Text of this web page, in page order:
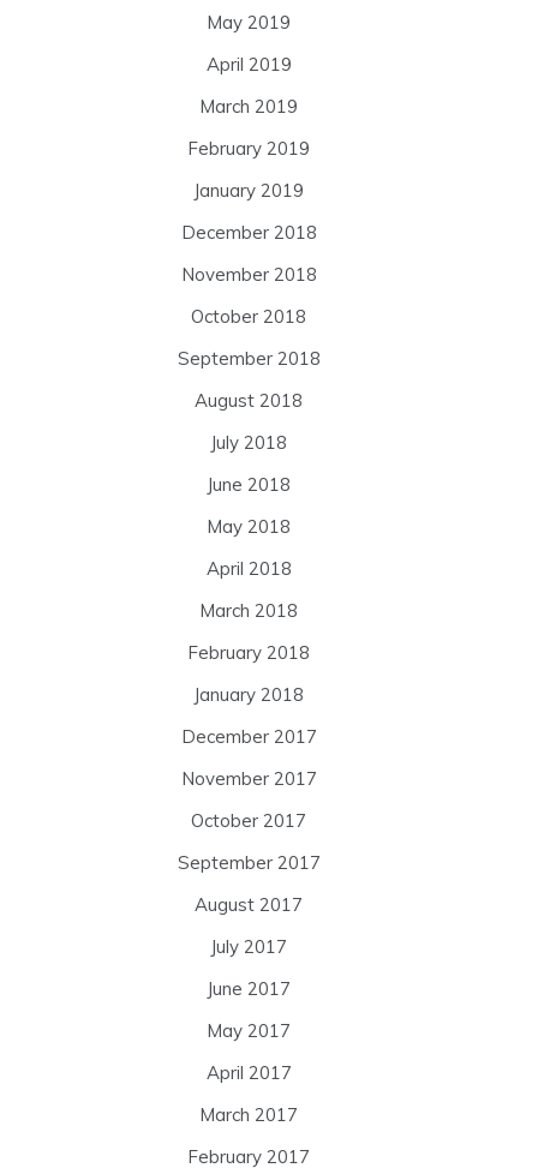
May 2019
April 2019
March 2019
February 2019
January 2019
December 2018
November 2018
October 2018
September 2018
August 2018
July 2018
June 2018
May 2018
April 2018
March 2018
February 2018
January 2018
December 2017
November 2017
October 2017
September 2017
August 2017
July 2017
June 2017
May 2017
April 2017
March 2017
February 2017